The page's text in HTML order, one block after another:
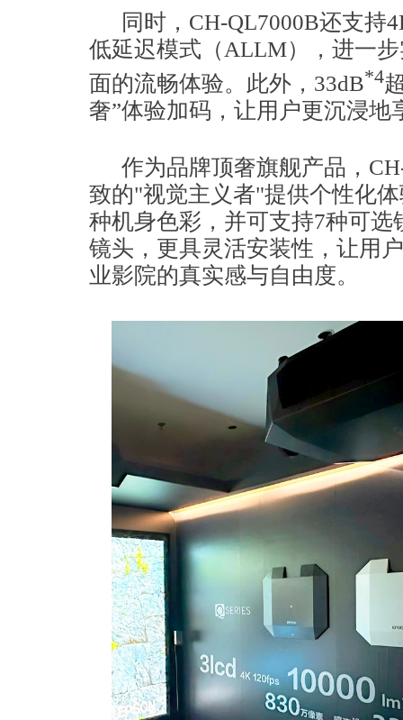
同时，CH-QL7000B还支持
低延迟模式（ALLM），进一
面的流畅体验。此外，33dB*4
奢”体验加码，让用户更沉浸地
作为品牌顶奢旗舰产品，
致的"视觉主义者"提供个性化
种机身色彩，并可支持7种可
镜头，更具灵活安装性，让用
业影院的真实感与自由度。